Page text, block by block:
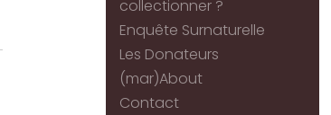
collectionner ?
Enquête Surnaturelle
Les Donateurs
(mar)About
Contact